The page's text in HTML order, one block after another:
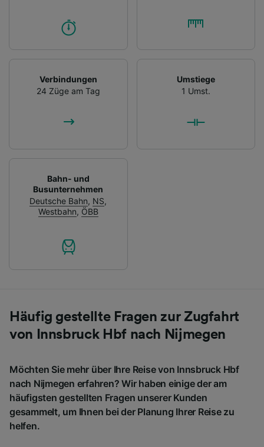
Verbindungen
24 Züge am Tag
Umstiege
1 Umst.
Bahn- und
Busunternehmen
Deutsche Bahn, NS,
Westbahn, ÖBB
Häufig gestellte Fragen zur Zugfahrt
von Innsbruck Hbf nach Nijmegen
Möchten Sie mehr über Ihre Reise von Innsbruck Hbf
nach Nijmegen erfahren? Wir haben einige der am
häufigsten gestellten Fragen unserer Kunden
gesammelt, um Ihnen bei der Planung Ihrer Reise zu
helfen.